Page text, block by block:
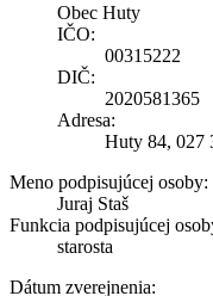
Obec Huty
IČO:
00315222
DIČ:
2020581365
Adresa:
Huty 84, 027
Meno podpisujúcej osoby:
Juraj Staš
Funkcia podpisujúcej
starosta
Dátum zverejnenia: